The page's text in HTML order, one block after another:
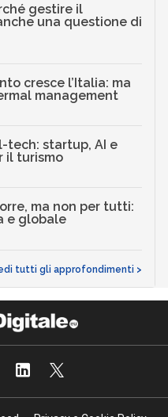
gestire il
una questione di
cresce l’Italia: ma
management
tech: startup, AI e
il turismo
ma non per tutti:
e globale
tutti gli approfondimenti >